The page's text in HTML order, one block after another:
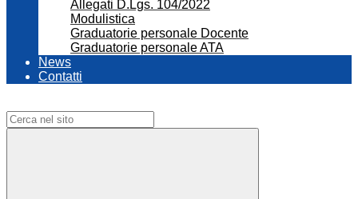
Allegati D.Lgs. 104/2022
Modulistica
Graduatorie personale Docente
Graduatorie personale ATA
News
Contatti